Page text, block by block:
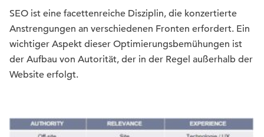
SEO ist eine facettenreiche Disziplin, die konzertierte
Anstrengungen an verschiedenen Fronten erfordert. Ein
wichtiger Aspekt dieser Optimierungsbemühungen ist
der Aufbau von Autorität, der in der Regel außerhalb der
Website erfolgt.